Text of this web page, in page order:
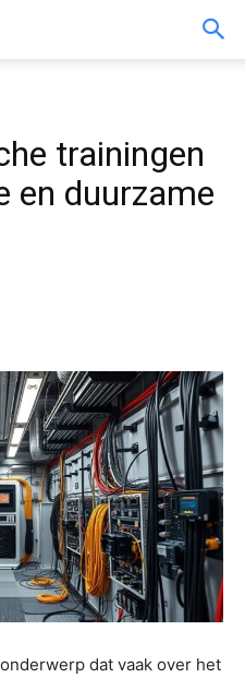
trainingen
en duurzame
dat vaak over het